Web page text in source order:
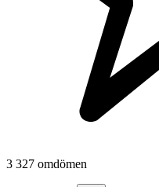
3 327 omdömen